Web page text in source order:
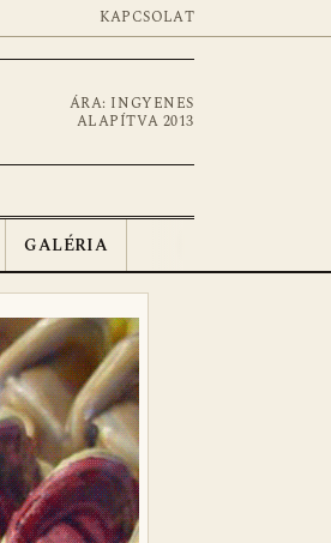
KAPCSOLAT
ÁRA: INGYENES
ALAPÍTVA 2013
GALÉRIA